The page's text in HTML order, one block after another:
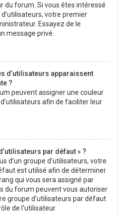
du forum. Si vous êtes intéressé
votre premier
Essayez de le
message privé.
d’utilisateurs apparaissent
?
peuvent assigner une couleur
afin de faciliter leur
par défaut » ?
d’un groupe d’utilisateurs, votre
est utilisé afin de déterminer
qui vous sera assigné par
du forum peuvent vous autoriser
groupe d’utilisateurs par défaut
de l’utilisateur.